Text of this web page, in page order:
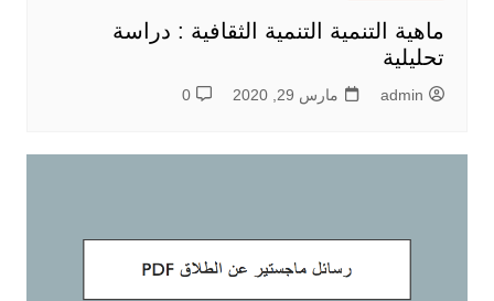
ماهية التنمية التنمية الثقافية : دراسة
تحليلية
admin مارس 29, 2020 0